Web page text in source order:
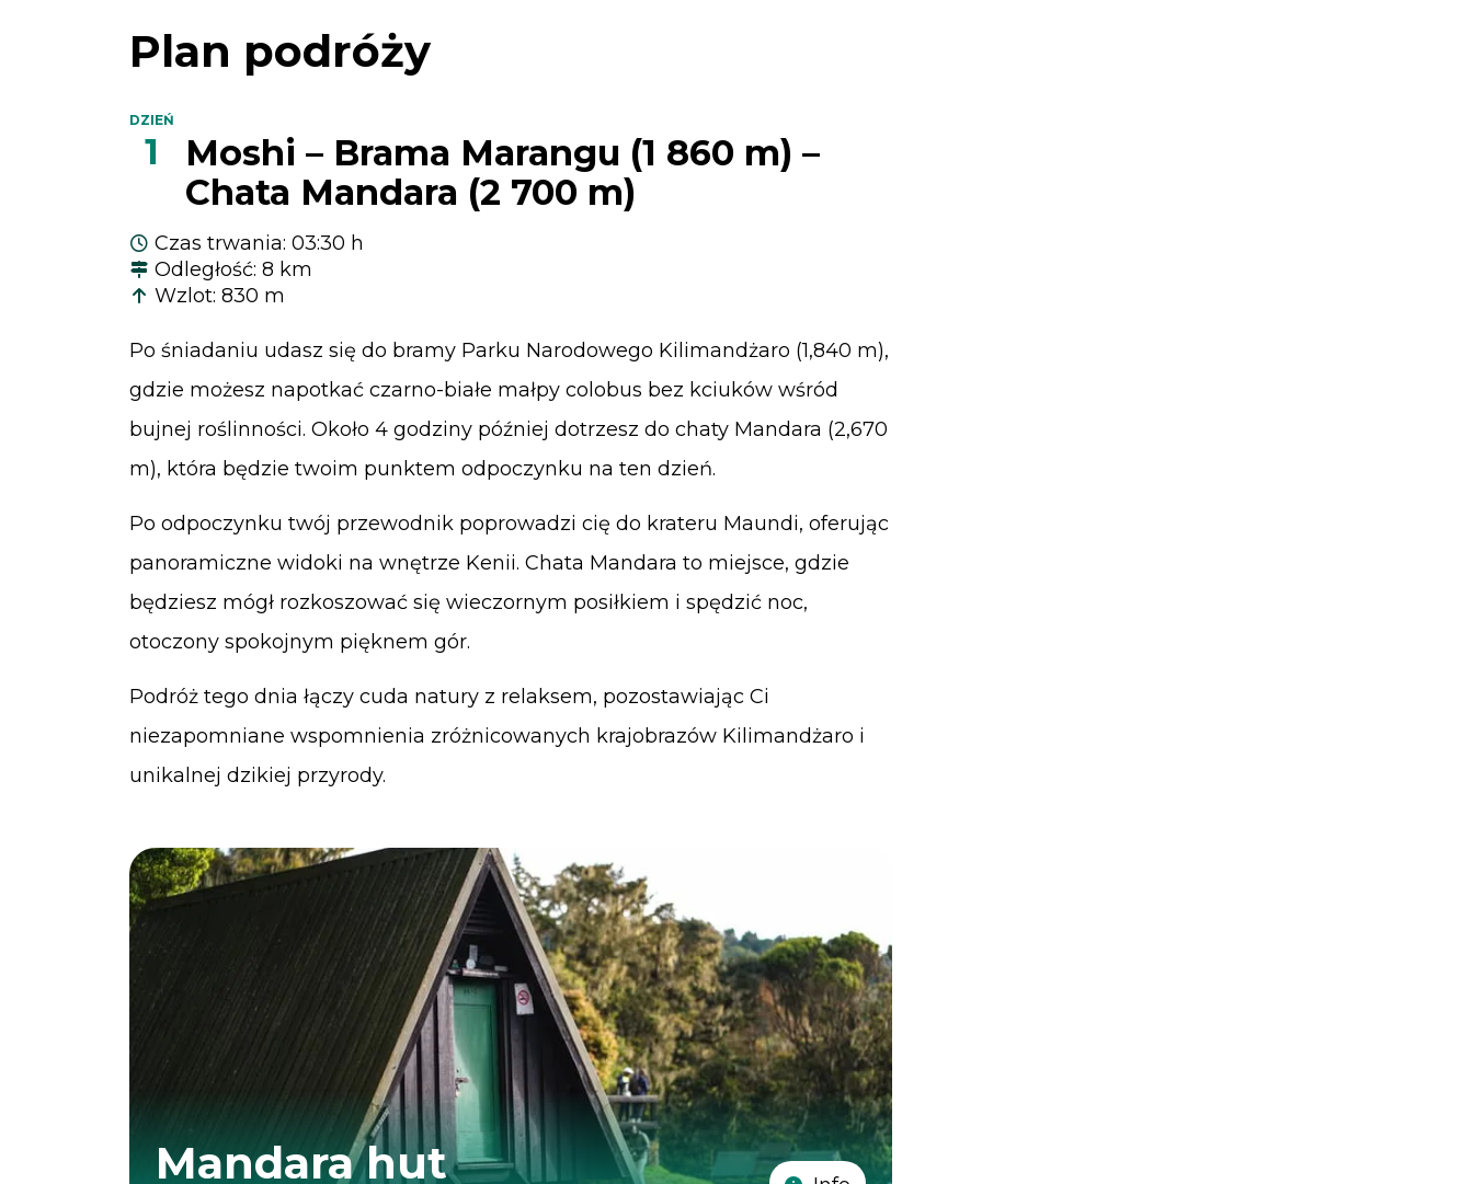
Plan podróży
DZIEŃ
1
Moshi – Brama Marangu (1 860 m) –
Chata Mandara (2 700 m)
Czas trwania: 03:30 h
Odległość: 8 km
Wzlot: 830 m
Po śniadaniu udasz się do bramy Parku Narodowego Kilimandżaro (1,840 m),
gdzie możesz napotkać czarno-białe małpy colobus bez kciuków wśród
bujnej roślinności. Około 4 godziny później dotrzesz do chaty Mandara (2,670
m), która będzie twoim punktem odpoczynku na ten dzień.
Po odpoczynku twój przewodnik poprowadzi cię do krateru Maundi, oferując
panoramiczne widoki na wnętrze Kenii. Chata Mandara to miejsce, gdzie
będziesz mógł rozkoszować się wieczornym posiłkiem i spędzić noc,
otoczony spokojnym pięknem gór.
Podróż tego dnia łączy cuda natury z relaksem, pozostawiając Ci
niezapomniane wspomnienia zróżnicowanych krajobrazów Kilimandżaro i
unikalnej dzikiej przyrody.
Mandara hut